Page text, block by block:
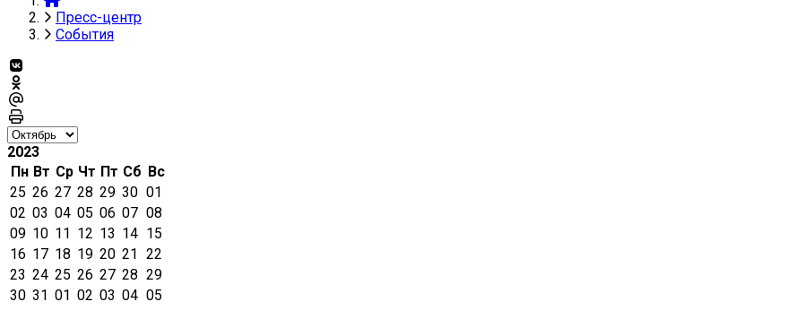
Пресс-центр
События
2023
Пн Вт Ср Чт Пт Сб Вс
25 26 27 28 29 30 01
02 03 04 05 06 07 08
09 10 11 12 13 14 15
16 17 18 19 20 21 22
23 24 25 26 27 28 29
30 31 01 02 03 04 05